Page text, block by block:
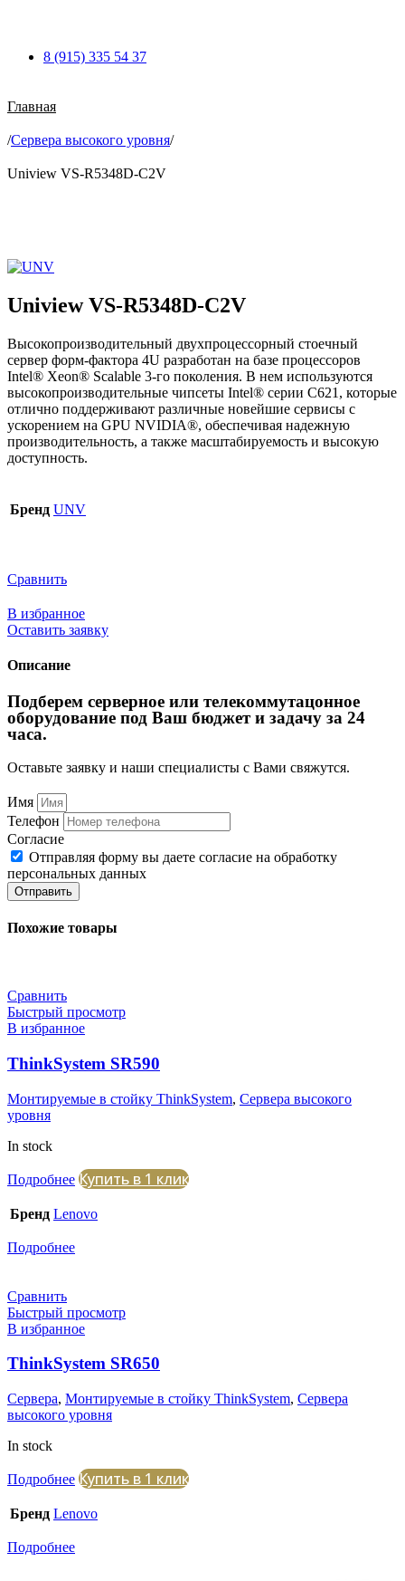
8 (915) 335 54 37
Главная
/Сервера высокого уровня/
Uniview VS-R5348D-C2V
Uniview VS-R5348D-C2V
Высокопроизводительный двухпроцессорный стоечный
сервер форм-фактора 4U разработан на базе процессоров
Intel® Xeon® Scalable 3-го поколения. В нем используются
высокопроизводительные чипсеты Intel® серии C621, которые
отлично поддерживают различные новейшие сервисы с
ускорением на GPU NVIDIA®, обеспечивая надежную
производительность, а также масштабируемость и высокую
доступность.
Бренд UNV
Сравнить
В избранное
Оставить заявку
Описание
Подберем серверное или телекоммутацонное
оборудование под Ваш бюджет и задачу за 24
часа.
Оставьте заявку и наши специалисты с Вами свяжутся.
Имя
Телефон
Согласие
Отправляя форму вы даете согласие на обработку
персональных данных
Отправить
Похожие товары
Сравнить
Быстрый просмотр
В избранное
ThinkSystem SR590
Монтируемые в стойку ThinkSystem, Сервера высокого
уровня
In stock
Подробнее Купить в 1 клик
Бренд Lenovo
Подробнее
Сравнить
Быстрый просмотр
В избранное
ThinkSystem SR650
Сервера, Монтируемые в стойку ThinkSystem, Сервера
высокого уровня
In stock
Подробнее Купить в 1 клик
Бренд Lenovo
Подробнее